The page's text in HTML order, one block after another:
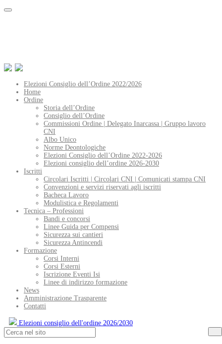
Elezioni Consiglio dell’Ordine 2022/2026
Home
Ordine
Storia dell’Ordine
Consiglio dell’Ordine
Commissioni Ordine | Delegato Inarcassa | Gruppo lavoro
CNI
Albo Unico
Norme Deontologiche
Elezioni Consiglio dell’Ordine 2022-2026
Elezioni consiglio dell’ordine 2026-2030
Iscritti
Circolari Iscritti | Circolari CNI | Comunicati stampa CNI
Convenzioni e servizi riservati agli iscritti
Bacheca Lavoro
Modulistica e Regolamenti
Tecnica – Professioni
Bandi e concorsi
Linee Guida per Compensi
Sicurezza sui cantieri
Sicurezza Antincendi
Formazione
Corsi Interni
Corsi Esterni
Iscrizione Eventi Isi
Linee di indirizzo formazione
News
Amministrazione Trasparente
Contatti
Elezioni consiglio dell'ordine 2026/2030